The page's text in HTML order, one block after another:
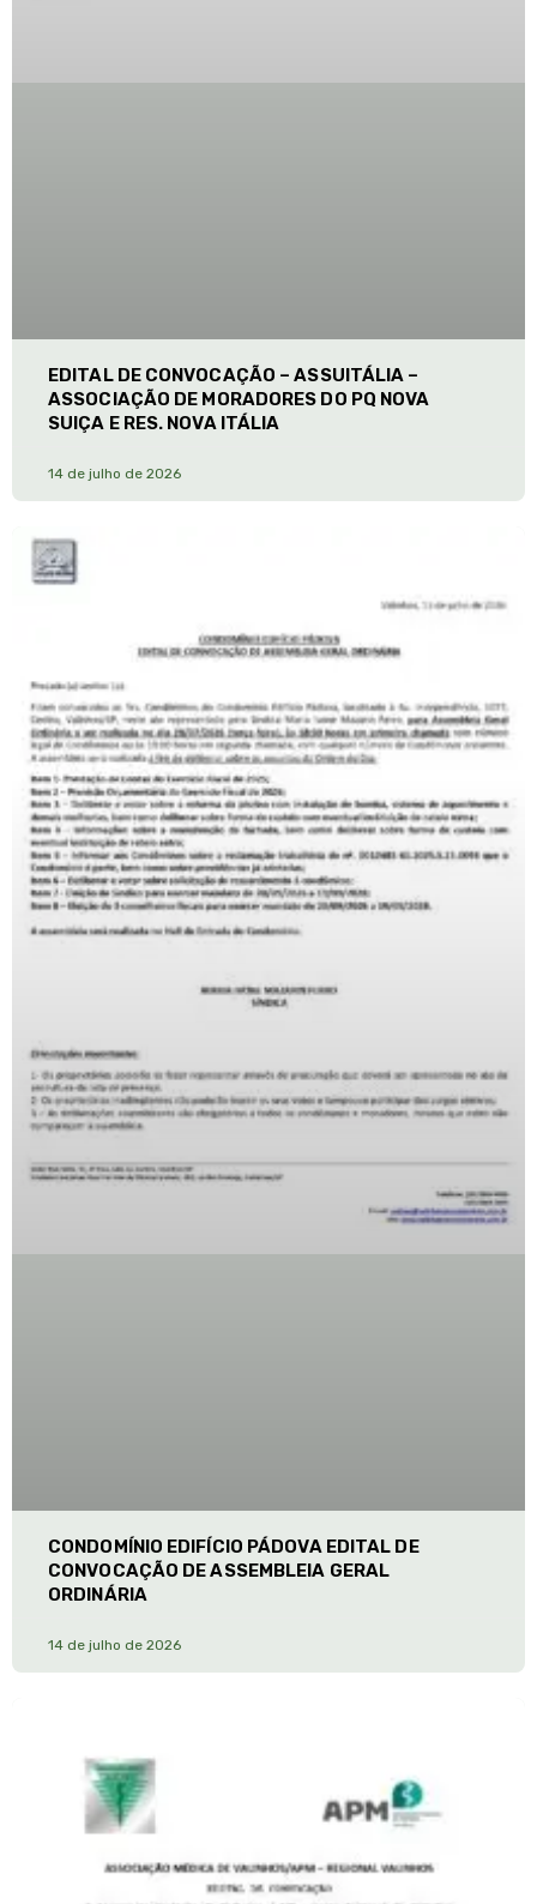
EDITAL DE CONVOCAÇÃO – ASSUITÁLIA –
ASSOCIAÇÃO DE MORADORES DO PQ NOVA
SUIÇA E RES. NOVA ITÁLIA
14 de julho de 2026
CONDOMÍNIO EDIFÍCIO PÁDOVA EDITAL DE
CONVOCAÇÃO DE ASSEMBLEIA GERAL
ORDINÁRIA
14 de julho de 2026